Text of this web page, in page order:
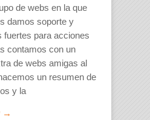
de webs en la que
damos soporte y
fuertes para acciones
contamos con un
de webs amigas al
un resumen de
y la
→